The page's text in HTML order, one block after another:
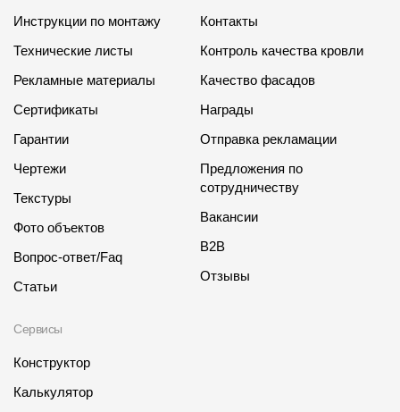
Инструкции по монтажу
Технические листы
Рекламные материалы
Сертификаты
Гарантии
Чертежи
Текстуры
Фото объектов
Вопрос-ответ/Faq
Статьи
Сервисы
Конструктор
Калькулятор
Контакты
Контроль качества кровли
Качество фасадов
Награды
Отправка рекламации
Предложения по
сотрудничеству
Вакансии
B2B
Отзывы